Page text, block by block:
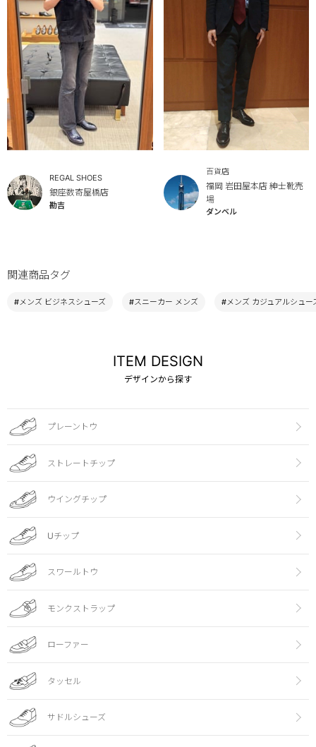
REGAL SHOES
銀座数寄屋橋店
勘吉
百貨店
福岡 岩田屋本店 紳士靴売
場
ダンベル
関連商品タグ
#メンズ ビジネスシューズ #スニーカー メンズ #メンズ カジュアルシュー
ITEM DESIGN
デザインから探す
プレーントウ
ストレートチップ
ウイングチップ
Uチップ
スワールトウ
モンクストラップ
ローファー
タッセル
サドルシューズ